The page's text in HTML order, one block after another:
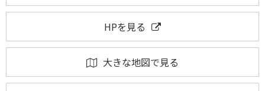
HPを見る
大きな地図で見る